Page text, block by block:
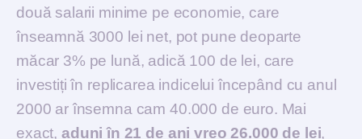
două salarii minime pe economie, care
înseamnă 3000 lei net, pot pune deoparte
măcar 3% pe lună, adică 100 de lei, care
investiți în replicarea indicelui începând cu anul
2000 ar însemna cam 40.000 de euro. Mai
exact, aduni în 21 de ani vreo 26.000 de lei,